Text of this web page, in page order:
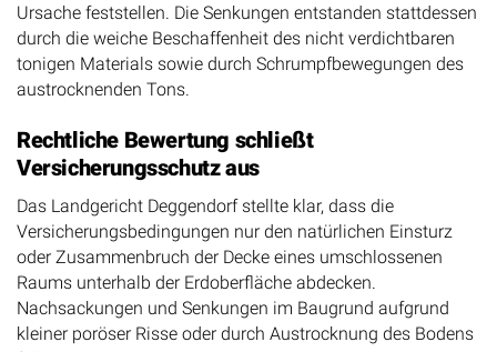
Ursache feststellen. Die Senkungen entstanden stattdessen
durch die weiche Beschaffenheit des nicht verdichtbaren
tonigen Materials sowie durch Schrumpfbewegungen des
austrocknenden Tons.
Rechtliche Bewertung schließt
Versicherungsschutz aus
Das Landgericht Deggendorf stellte klar, dass die
Versicherungsbedingungen nur den natürlichen Einsturz
oder Zusammenbruch der Decke eines umschlossenen
Raums unterhalb der Erdoberfläche abdecken.
Nachsackungen und Senkungen im Baugrund aufgrund
kleiner poröser Risse oder durch Austrocknung des Bodens